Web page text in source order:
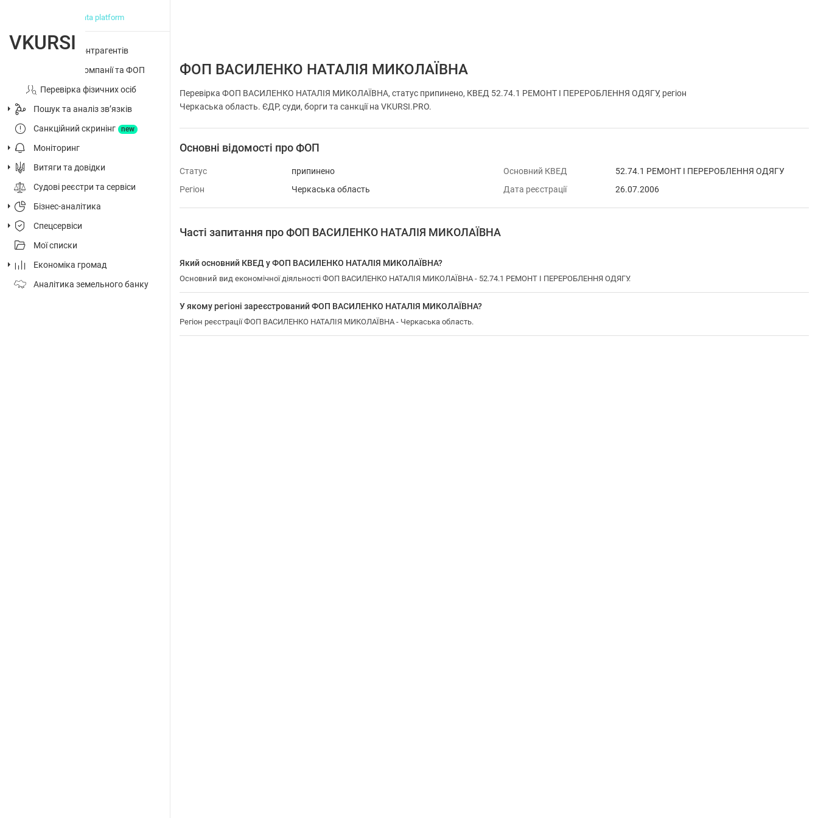
big data platform
Перевірка контрагентів
Досьє на компанії та ФОП
Перевірка фізичних осіб
Пошук та аналіз звʼязків
Санкційний скринінг
new
Моніторинг
Витяги та довідки
Судові реєстри та сервіси
Бізнес-аналітика
Спецсервіси
Мої списки
Економіка громад
Аналітика земельного банку
ФОП ВАСИЛЕНКО НАТАЛІЯ МИКОЛАЇВНА
Перевірка ФОП ВАСИЛЕНКО НАТАЛІЯ МИКОЛАЇВНА, статус припинено, КВЕД 52.74.1 РЕМОНТ І ПЕРЕРОБЛЕННЯ ОДЯГУ, регіон
Черкаська область. ЄДР, суди, борги та санкції на VKURSI.PRO.
Основні відомості про ФОП
Статус припинено Основний КВЕД
52.74.1 РЕМОНТ І ПЕРЕРОБЛЕННЯ ОДЯГУ
Регіон
Черкаська область Дата реєстрації 26.07.2006
Часті запитання про ФОП ВАСИЛЕНКО НАТАЛІЯ МИКОЛАЇВНА
Який основний КВЕД у ФОП ВАСИЛЕНКО НАТАЛІЯ МИКОЛАЇВНА?
Основний вид економічної діяльності ФОП ВАСИЛЕНКО НАТАЛІЯ МИКОЛАЇВНА - 52.74.1 РЕМОНТ І ПЕРЕРОБЛЕННЯ ОДЯГУ.
У якому регіоні зареєстрований ФОП ВАСИЛЕНКО НАТАЛІЯ МИКОЛАЇВНА?
Регіон реєстрації ФОП ВАСИЛЕНКО НАТАЛІЯ МИКОЛАЇВНА - Черкаська область.
VKURSI